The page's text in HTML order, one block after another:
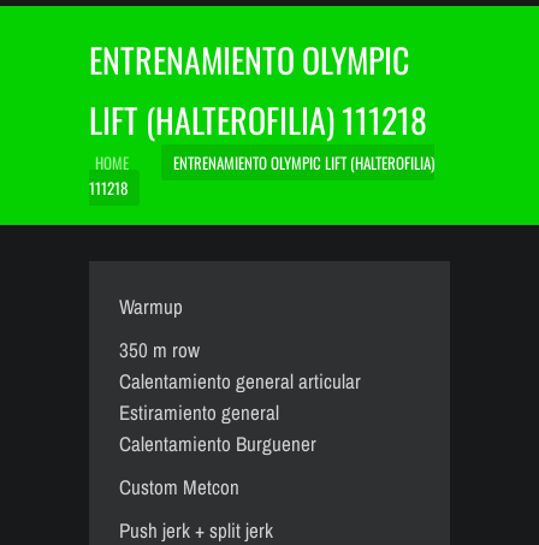
ENTRENAMIENTO OLYMPIC
LIFT (HALTEROFILIA) 111218
HOME
ENTRENAMIENTO OLYMPIC LIFT (HALTEROFILIA)
111218
Warmup
350 m row
Calentamiento general articular
Estiramiento general
Calentamiento Burguener
Custom Metcon
Push jerk + split jerk